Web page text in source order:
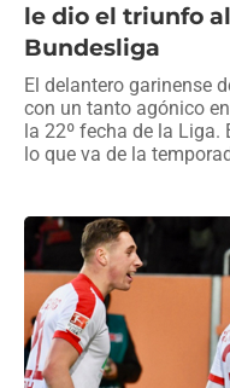
le dio el triunfo
Bundesliga
El delantero garinense
con un tanto agónico
la 22º fecha de la Liga.
lo que va de la